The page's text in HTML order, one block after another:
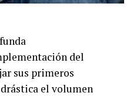
del
sus primeros
el volumen